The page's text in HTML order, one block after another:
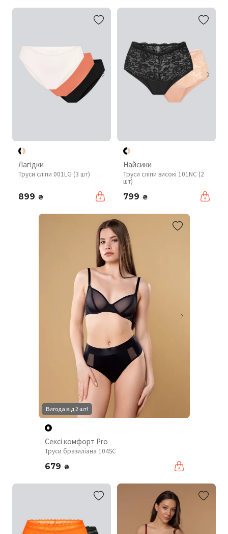
Лагідки
Труси сліпи 001LG (3 шт)
899 ₴
Найсики
Труси сліпи високі 101NC (2
шт)
799 ₴
Вигода від 2 шт!
Сексі комфорт Pro
Труси бразиліана 104SC
679 ₴